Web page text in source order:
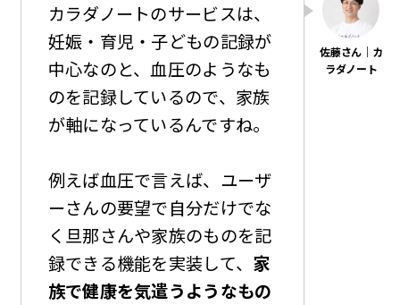
カラダノートのサービスは、
妊娠・育児・子どもの記録が
中心なのと、血圧のようなも
のを記録しているので、家族
が軸になっているんですね。
例えば血圧で言えば、ユーザ
ーさんの要望で自分だけでな
く旦那さんや家族のものを記
録できる機能を実装して、 家
族で健康を気遣うようなもの